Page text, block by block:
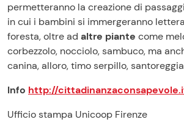
permetteranno la creazione di
in cui i bambini si immergeranno
foresta, oltre ad altre piante come
corbezzolo, nocciolo, sambuco, ma
canina, alloro, timo serpillo,
Info http://
Ufficio stampa Unicoop Firenze